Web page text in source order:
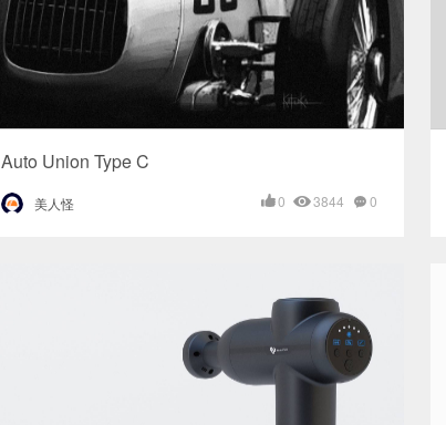
Auto Union Type C
美人怪 0 3844 0